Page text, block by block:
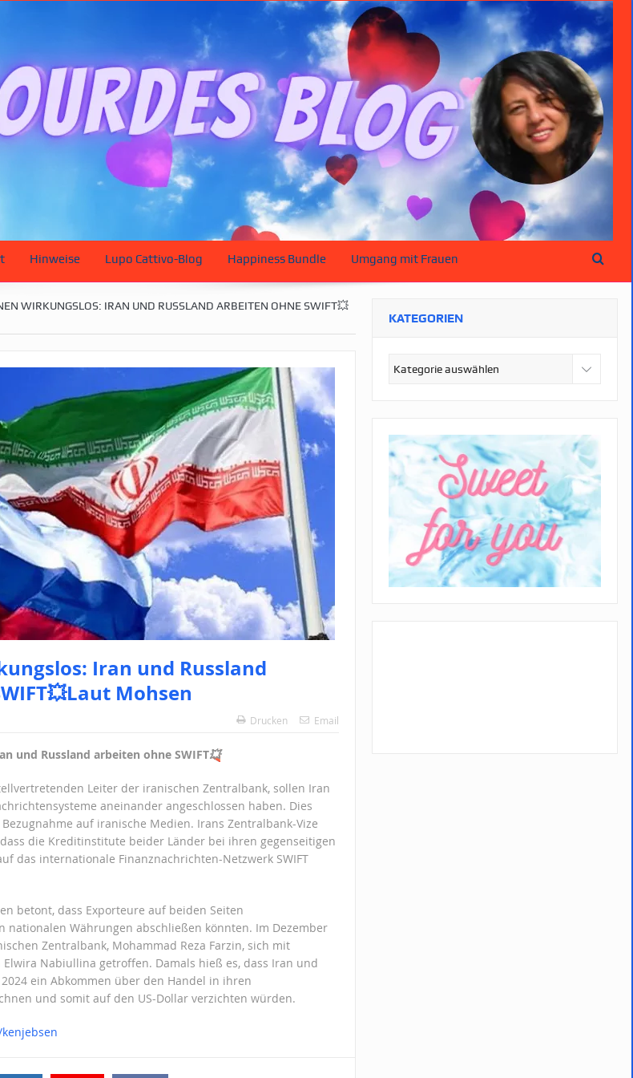
Hinweise Lupo Cattivo-Blog Happiness Bundle Umgang mit Frauen
WIRKUNGSLOS: IRAN UND RUSSLAND ARBEITEN OHNE SWIFT💥
Iran und Russland
Mohsen
Drucken Email
und Russland arbeiten ohne SWIFT💥
Leiter der iranischen Zentralbank, sollen Iran
aneinander angeschlossen haben. Dies
auf iranische Medien. Irans Zentralbank-Vize
die Kreditinstitute beider Länder bei ihren gegenseitigen
das internationale Finanznachrichten-Netzwerk SWIFT
betont, dass Exporteure auf beiden Seiten
nationalen Währungen abschließen könnten. Im Dezember
Zentralbank, Mohammad Reza Farzin, sich mit
Nabiullina getroffen. Damals hieß es, dass Iran und
ein Abkommen über den Handel in ihren
und somit auf den US-Dollar verzichten würden.
KATEGORIEN